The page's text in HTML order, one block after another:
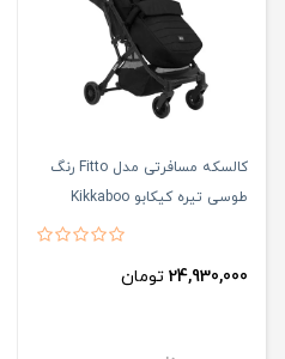
کالسکه مسافرتی مدل Fitto رنگ
طوسی تیره کیکابو Kikkaboo
24,930,000 تومان